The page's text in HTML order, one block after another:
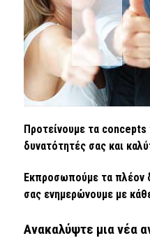
Προτείνουμε τα concepts
δυνατότητές σας και
Εκπροσωπούμε τα πλέον
σας ενημερώνουμε με
Ανακαλύψτε μια νέα